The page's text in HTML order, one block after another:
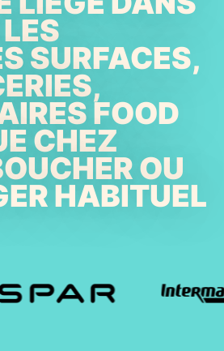
SURFACES,
FOOD
CHEZ
OU
HABITUEL